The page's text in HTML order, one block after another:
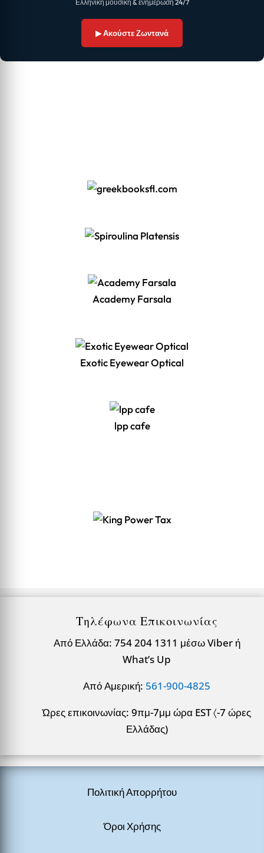
Ελληνική μουσική & ενημέρωση 24/7
▶ Ακούστε Ζωντανά
Academy Farsala
Exotic Eyewear Optical
lpp cafe
Τηλέφωνα Επικοινωνίας
Από Ελλάδα: 754 204 1311 μέσω Viber ή
What’s Up
Από Αμερική: 561-900-4825
Ώρες επικοινωνίας: 9πμ-7μμ ώρα EST 〈-7 ώρες
Ελλάδας)
Πολιτική Απορρήτου
Όροι Χρήσης